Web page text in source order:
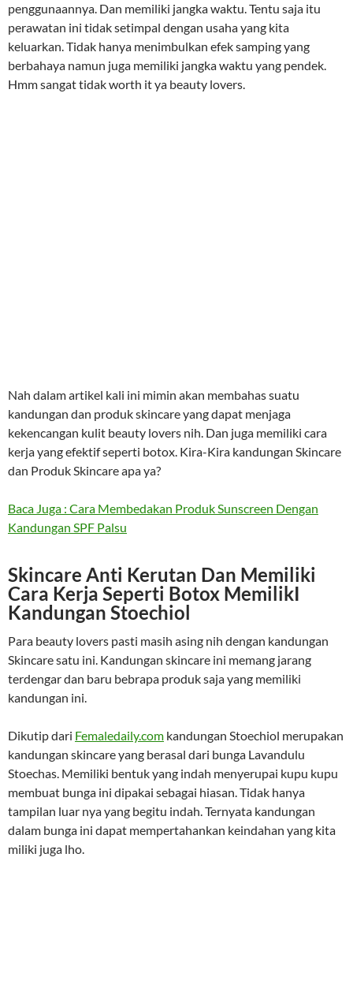
penggunaannya. Dan memiliki jangka waktu. Tentu saja itu
perawatan ini tidak setimpal dengan usaha yang kita
keluarkan. Tidak hanya menimbulkan efek samping yang
berbahaya namun juga memiliki jangka waktu yang pendek.
Hmm sangat tidak worth it ya beauty lovers.
Nah dalam artikel kali ini mimin akan membahas suatu
kandungan dan produk skincare yang dapat menjaga
kekencangan kulit beauty lovers nih. Dan juga memiliki cara
kerja yang efektif seperti botox. Kira-Kira kandungan Skincare
dan Produk Skincare apa ya?
Baca Juga : Cara Membedakan Produk Sunscreen Dengan
Kandungan SPF Palsu
Skincare Anti Kerutan Dan Memiliki
Cara Kerja Seperti Botox MemilikI
Kandungan Stoechiol
Para beauty lovers pasti masih asing nih dengan kandungan
Skincare satu ini. Kandungan skincare ini memang jarang
terdengar dan baru bebrapa produk saja yang memiliki
kandungan ini.
Dikutip dari Femaledaily.com kandungan Stoechiol merupakan
kandungan skincare yang berasal dari bunga Lavandulu
Stoechas. Memiliki bentuk yang indah menyerupai kupu kupu
membuat bunga ini dipakai sebagai hiasan. Tidak hanya
tampilan luar nya yang begitu indah. Ternyata kandungan
dalam bunga ini dapat mempertahankan keindahan yang kita
miliki juga lho.